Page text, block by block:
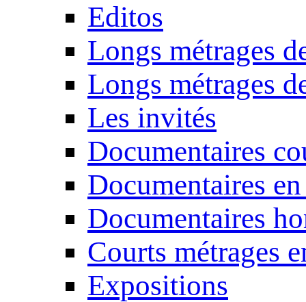
Editos
Longs métrages
Longs métrages
Les invités
Documentaires
Documentaires
Documentaires
Courts métrages
Expositions